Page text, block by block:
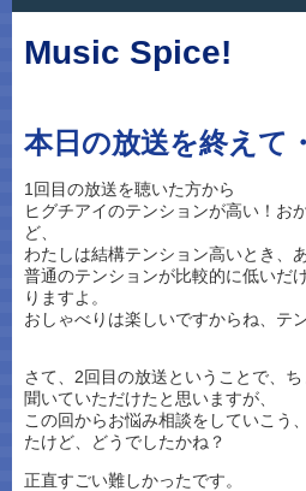
Music Spice!
本日の放送を終えて
1回目の放送を聴いた方から
ヒグチアイのテンションが高い！お
ど、
わたしは結構テンション高いとき、
普通のテンションが比較的に低いだ
りますよ。
おしゃべりは楽しいですからね、テ
さて、2回目の放送ということで、
聞いていただけたと思いますが、
この回からお悩み相談をしていこう
たけど、どうでしたかね？
正直すごい難しかったです。